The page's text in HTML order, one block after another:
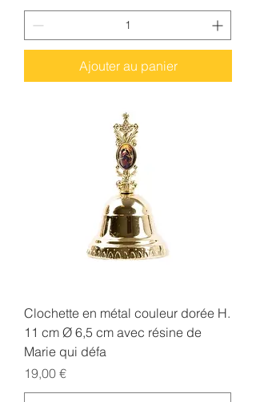
Ajouter au panier
Clochette en métal couleur dorée H.
11 cm Ø 6,5 cm avec résine de
Marie qui défa
Prix
19,00 €